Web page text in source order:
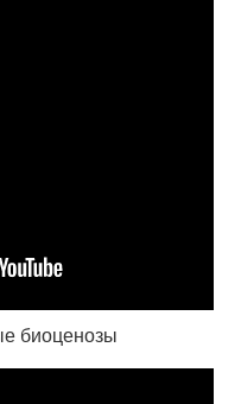
биоценозы